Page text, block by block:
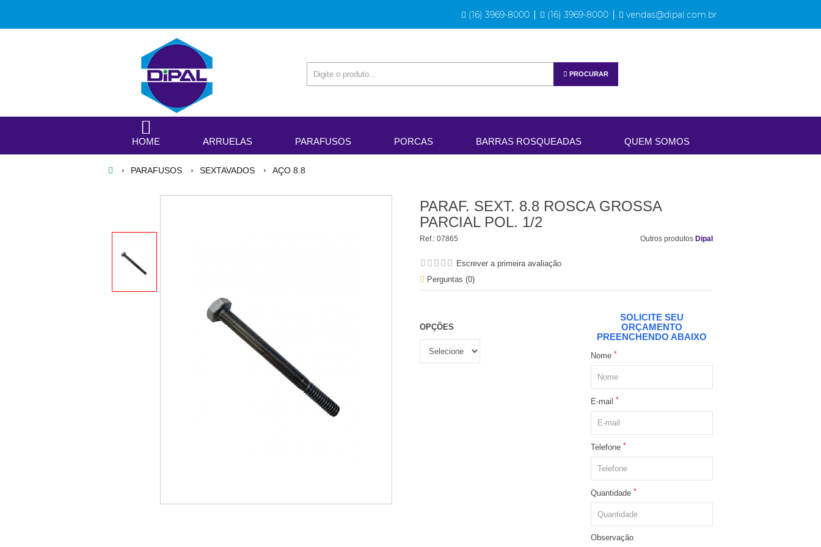
(16) 3969-8000 (16) 3969-8000 vendas@dipal.com.br
PROCURAR
HOME ARRUELAS PARAFUSOS PORCAS BARRAS ROSQUEADAS QUEM SOMOS
PARAFUSOS SEXTAVADOS AÇO 8.8
PARAF. SEXT. 8.8 ROSCA GROSSA
PARCIAL POL. 1/2
Ref.: 07865 Outros produtos Dipal
Escrever a primeira avaliação
Perguntas (0)
OPÇÕES
SOLICITE SEU
ORÇAMENTO
PREENCHENDO ABAIXO
Nome *
E-mail *
Telefone *
Quantidade *
Observação